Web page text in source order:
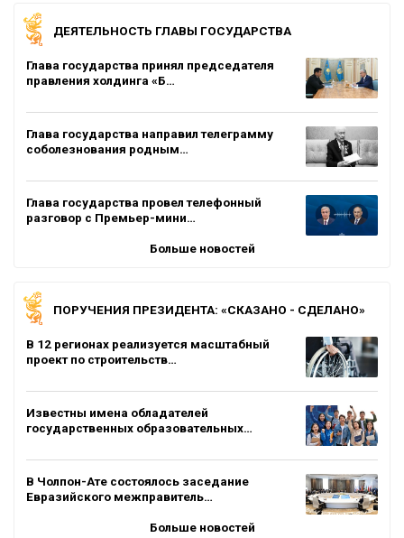
ДЕЯТЕЛЬНОСТЬ ГЛАВЫ ГОСУДАРСТВА
Глава государства принял председателя
правления холдинга «Б…
Глава государства направил телеграмму
соболезнования родным…
Глава государства провел телефонный
разговор с Премьер-мини…
Больше новостей
ПОРУЧЕНИЯ ПРЕЗИДЕНТА: «СКАЗАНО - СДЕЛАНО»
В 12 регионах реализуется масштабный
проект по строительств…
Известны имена обладателей
государственных образовательных…
В Чолпон-Ате состоялось заседание
Евразийского межправитель…
Больше новостей